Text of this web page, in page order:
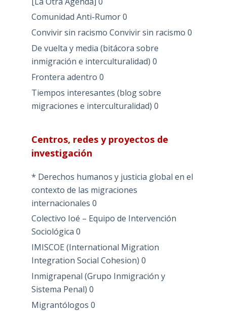
Comunidad Anti-Rumor0
Convivir sin racismo Convivir sin racismo 0
De vuelta y media (bitácora sobre
inmigración e interculturalidad) 0
Frontera adentro 0
Tiempos interesantes (blog sobre
migraciones e interculturalidad) 0
Centros, redes y proyectos de
investigación
* Derechos humanos y justicia global en el
contexto de las migraciones
internacionales 0
Colectivo Ioé – Equipo de Intervención
Sociológica 0
IMISCOE (International Migration
Integration Social Cohesion) 0
Inmigrapenal (Grupo Inmigración y
Sistema Penal) 0
Migrantólogos 0